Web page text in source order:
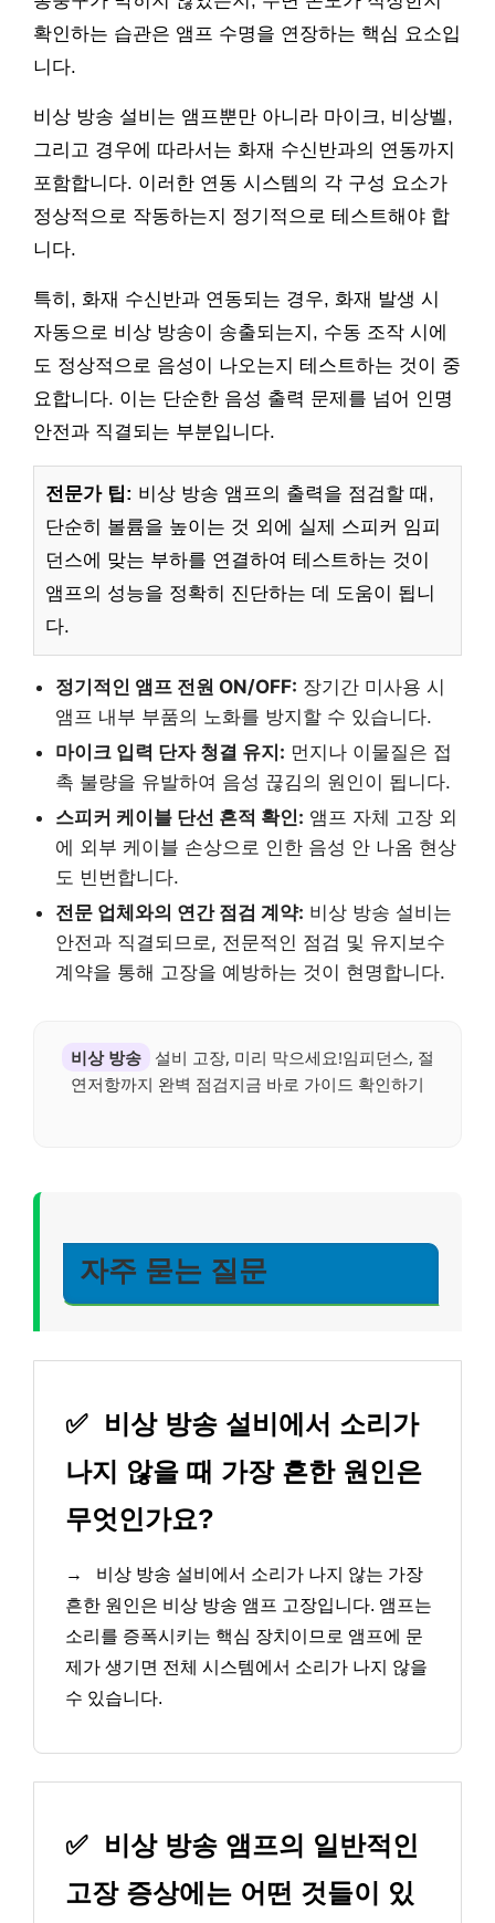
확인하는 습관은 앰프 수명을 연장하는 핵심 요소입
니다.
비상 방송 설비는 앰프뿐만 아니라 마이크, 비상벨,
그리고 경우에 따라서는 화재 수신반과의 연동까지
포함합니다. 이러한 연동 시스템의 각 구성 요소가
정상적으로 작동하는지 정기적으로 테스트해야 합
니다.
특히, 화재 수신반과 연동되는 경우, 화재 발생 시
자동으로 비상 방송이 송출되는지, 수동 조작 시에
도 정상적으로 음성이 나오는지 테스트하는 것이 중
요합니다. 이는 단순한 음성 출력 문제를 넘어 인명
안전과 직결되는 부분입니다.
전문가 팁: 비상 방송 앰프의 출력을 점검할 때,
단순히 볼륨을 높이는 것 외에 실제 스피커 임피
던스에 맞는 부하를 연결하여 테스트하는 것이
앰프의 성능을 정확히 진단하는 데 도움이 됩니
다.
정기적인 앰프 전원 ON/OFF: 장기간 미사용 시
앰프 내부 부품의 노화를 방지할 수 있습니다.
마이크 입력 단자 청결 유지: 먼지나 이물질은 접
촉 불량을 유발하여 음성 끊김의 원인이 됩니다.
스피커 케이블 단선 흔적 확인: 앰프 자체 고장 외
에 외부 케이블 손상으로 인한 음성 안 나옴 현상
도 빈번합니다.
전문 업체와의 연간 점검 계약: 비상 방송 설비는
안전과 직결되므로, 전문적인 점검 및 유지보수
계약을 통해 고장을 예방하는 것이 현명합니다.
비상 방송
설비 고장, 미리 막으세요!임피던스, 절
연저항까지 완벽 점검지금 바로 가이드 확인하기
자주 묻는 질문
✅
비상 방송 설비에서 소리가
나지 않을 때 가장 흔한 원인은
무엇인가요?
→
비상 방송 설비에서 소리가 나지 않는 가장
흔한 원인은 비상 방송 앰프 고장입니다. 앰프는
소리를 증폭시키는 핵심 장치이므로 앰프에 문
제가 생기면 전체 시스템에서 소리가 나지 않을
수 있습니다.
✅
비상 방송 앰프의 일반적인
고장 증상에는 어떤 것들이 있